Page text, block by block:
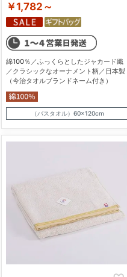
￥1,782～
綿100％／ふっくらとしたジャカード織
／クラシックなオーナメント柄／日本製
（今治タオルブランドネーム付き）
（バスタオル）60×120cm